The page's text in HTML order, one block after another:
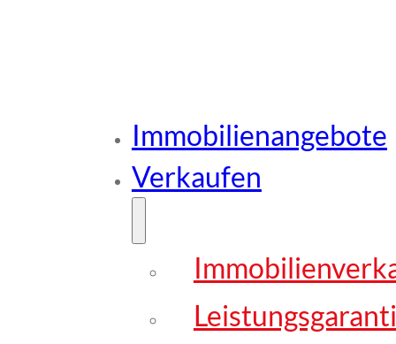
Immobilienangebote
Verkaufen